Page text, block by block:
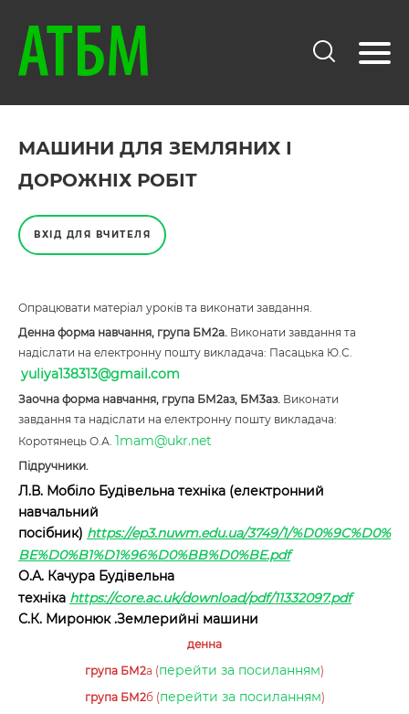
МАШИНИ ДЛЯ ЗЕМЛЯНИХ І
ДОРОЖНІХ РОБІТ
ВХІД ДЛЯ ВЧИТЕЛЯ
Опрацювати матеріал уроків та виконати завдання.
Денна форма навчання, група БМ2а. Виконати завдання та
надіслати на електронну пошту викладача: Пасацька Ю.С.
yuliya138313@gmail.com
Заочна форма навчання, група БМ2аз, БМ3аз. Виконати
завдання та надіслати на електронну пошту викладача:
Коротянець О.А. 1mam@ukr.net
Підручники.
Л.В. Мобіло Будівельна техніка (електронний
навчальний
посібник) https://ep3.nuwm.edu.ua/3749/1/%D0%9C%D0%
BE%D0%B1%D1%96%D0%BB%D0%BE.pdf
О.А. Качура Будівельна
техніка https://core.ac.uk/download/pdf/11332097.pdf
С.К. Миронюк .Землерийні машини
денна
група БМ2а (перейти за посиланням)
група БМ2б (перейти за посиланням)